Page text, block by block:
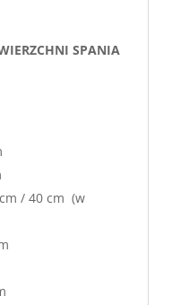
SPANIA
/ 40 cm (w